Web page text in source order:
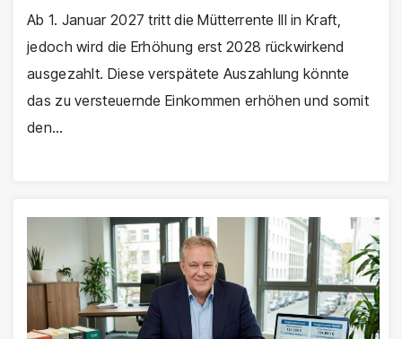
Ab 1. Januar 2027 tritt die Mütterrente III in Kraft,
jedoch wird die Erhöhung erst 2028 rückwirkend
ausgezahlt. Diese verspätete Auszahlung könnte
das zu versteuernde Einkommen erhöhen und somit
den…